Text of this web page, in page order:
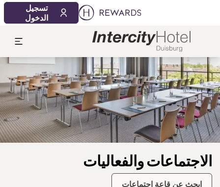
تسجيل
الدخول
الشريحة 1 من 1
الاجتماعات والفعاليات
ابحث عن قاعة اجتماعات